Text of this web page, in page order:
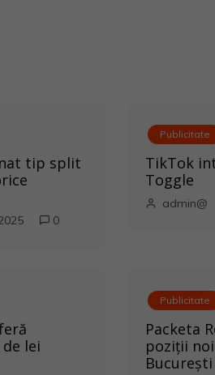
tip split
0
Publicitate
TikTok
Toggle
admin@
lei
Publicitate
Packeta
poziții
București